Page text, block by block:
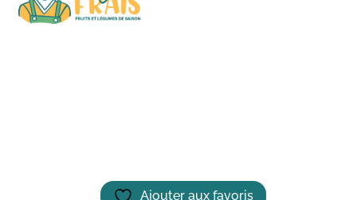
Ajouter aux favoris